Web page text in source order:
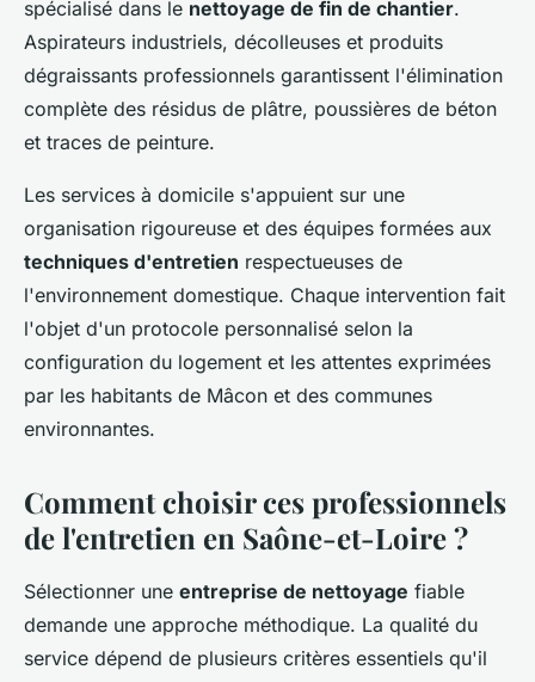
spécialisé dans le nettoyage de fin de chantier.
Aspirateurs industriels, décolleuses et produits
dégraissants professionnels garantissent l'élimination
complète des résidus de plâtre, poussières de béton
et traces de peinture.
Les services à domicile s'appuient sur une
organisation rigoureuse et des équipes formées aux
techniques d'entretien respectueuses de
l'environnement domestique. Chaque intervention fait
l'objet d'un protocole personnalisé selon la
configuration du logement et les attentes exprimées
par les habitants de Mâcon et des communes
environnantes.
Comment choisir ces professionnels
de l'entretien en Saône-et-Loire ?
Sélectionner une entreprise de nettoyage fiable
demande une approche méthodique. La qualité du
service dépend de plusieurs critères essentiels qu'il